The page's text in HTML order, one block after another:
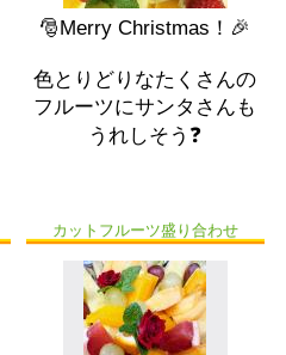
🎅Merry Christmas！🎉
色とりどりなたくさんの
フルーツにサンタさんも
うれしそう❓
カットフルーツ盛り合わせ